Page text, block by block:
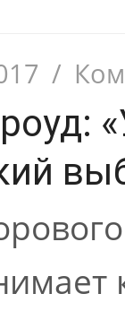
/